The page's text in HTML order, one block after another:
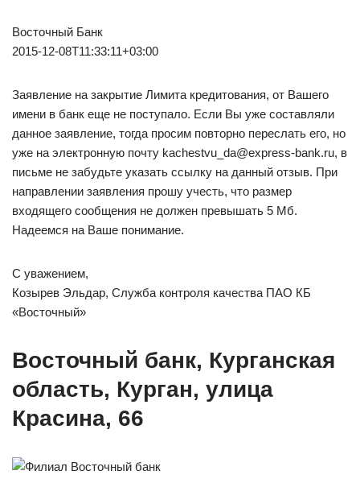
Восточный Банк
2015-12-08T11:33:11+03:00
Заявление на закрытие Лимита кредитования, от Вашего
имени в банк еще не поступало. Если Вы уже составляли
данное заявление, тогда просим повторно переслать его, но
уже на электронную почту kachestvu_da@express-bank.ru, в
письме не забудьте указать ссылку на данный отзыв. При
направлении заявления прошу учесть, что размер
входящего сообщения не должен превышать 5 Мб.
Надеемся на Ваше понимание.
С уважением,
Козырев Эльдар, Служба контроля качества ПАО КБ
«Восточный»
Восточный банк, Курганская
область, Курган, улица
Красина, 66